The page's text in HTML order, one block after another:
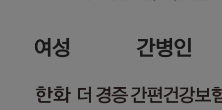
여성 간병인
한화 더 경증 간편건강